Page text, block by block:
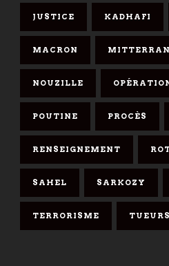
JUSTICE KADHAFI
MACRON
NOUZILLE
POUTINE PROCÈS
RENSEIGNEMENT
SAHEL SARKOZY
TERRORISME